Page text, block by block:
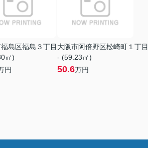
島区福島３丁目
㎡)
円
大阪市阿倍野区松崎町１丁目
- (59.23㎡)
50.6万円